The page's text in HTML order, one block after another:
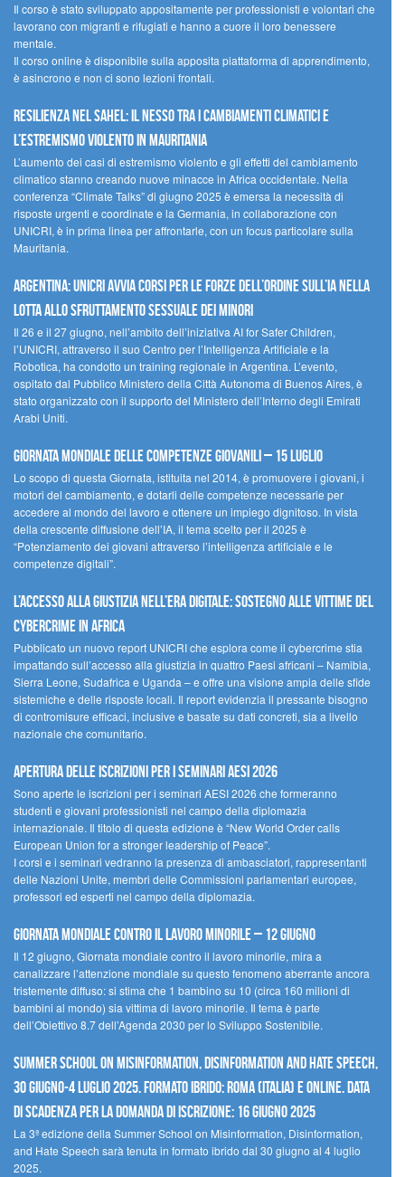
Il corso è stato sviluppato appositamente per professionisti e volontari che
lavorano con migranti e rifugiati e hanno a cuore il loro benessere
mentale.
Il corso online è disponibile sulla apposita piattaforma di apprendimento,
è asincrono e non ci sono lezioni frontali.
Resilienza nel Sahel: il nesso tra i cambiamenti climatici e
l’estremismo violento in Mauritania
L’aumento dei casi di estremismo violento e gli effetti del cambiamento
climatico stanno creando nuove minacce in Africa occidentale. Nella
conferenza “Climate Talks” di giugno 2025 è emersa la necessità di
risposte urgenti e coordinate e la Germania, in collaborazione con
UNICRI, è in prima linea per affrontarle, con un focus particolare sulla
Mauritania.
Argentina: UNICRI avvia corsi per le forze dell’ordine sull’IA nella
lotta allo sfruttamento sessuale dei minori
Il 26 e il 27 giugno, nell’ambito dell’iniziativa AI for Safer Children,
l’UNICRI, attraverso il suo Centro per l’Intelligenza Artificiale e la
Robotica, ha condotto un training regionale in Argentina. L’evento,
ospitato dal Pubblico Ministero della Città Autonoma di Buenos Aires, è
stato organizzato con il supporto del Ministero dell’Interno degli Emirati
Arabi Uniti.
Giornata Mondiale delle Competenze Giovanili – 15 luglio
Lo scopo di questa Giornata, istituita nel 2014, è promuovere i giovani, i
motori del cambiamento, e dotarli delle competenze necessarie per
accedere al mondo del lavoro e ottenere un impiego dignitoso. In vista
della crescente diffusione dell’IA, il tema scelto per il 2025 è
“Potenziamento dei giovani attraverso l’intelligenza artificiale e le
competenze digitali”.
L’accesso alla giustizia nell’era digitale: sostegno alle vittime del
cybercrime in Africa
Pubblicato un nuovo report UNICRI che esplora come il cybercrime stia
impattando sull’accesso alla giustizia in quattro Paesi africani – Namibia,
Sierra Leone, Sudafrica e Uganda – e offre una visione ampia delle sfide
sistemiche e delle risposte locali. Il report evidenzia il pressante bisogno
di contromisure efficaci, inclusive e basate su dati concreti, sia a livello
nazionale che comunitario.
Apertura delle iscrizioni per i seminari AESI 2026
Sono aperte le iscrizioni per i seminari AESI 2026 che formeranno
studenti e giovani professionisti nel campo della diplomazia
internazionale. Il titolo di questa edizione è “New World Order calls
European Union for a stronger leadership of Peace”.
I corsi e i seminari vedranno la presenza di ambasciatori, rappresentanti
delle Nazioni Unite, membri delle Commissioni parlamentari europee,
professori ed esperti nel campo della diplomazia.
Giornata mondiale contro il lavoro minorile – 12 giugno
Il 12 giugno, Giornata mondiale contro il lavoro minorile, mira a
canalizzare l’attenzione mondiale su questo fenomeno aberrante ancora
tristemente diffuso: si stima che 1 bambino su 10 (circa 160 milioni di
bambini al mondo) sia vittima di lavoro minorile. Il tema è parte
dell’Obiettivo 8.7 dell’Agenda 2030 per lo Sviluppo Sostenibile.
Summer School on Misinformation, Disinformation and Hate Speech,
30 giugno-4 luglio 2025. Formato ibrido: Roma (Italia) e online. Data
di scadenza per la domanda di iscrizione: 16 giugno 2025
La 3ª edizione della Summer School on Misinformation, Disinformation,
and Hate Speech sarà tenuta in formato ibrido dal 30 giugno al 4 luglio
2025.